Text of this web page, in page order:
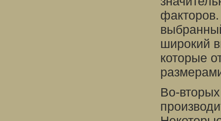
широкий
которые
Во-